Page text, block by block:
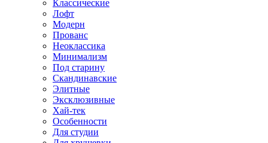
Классические
Лофт
Модерн
Прованс
Неоклассика
Минимализм
Под старину
Скандинавские
Элитные
Эксклюзивные
Хай-тек
Особенности
Для студии